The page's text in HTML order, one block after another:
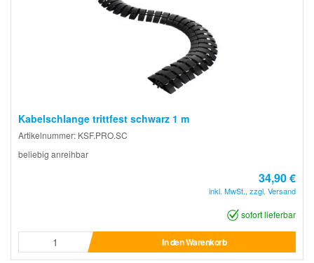
Kabelschlange trittfest schwarz 1 m
Artikelnummer: KSF.PRO.SC
beliebig anreihbar
34,90 €
inkl. MwSt., zzgl. Versand
sofort lieferbar
In den Warenkorb